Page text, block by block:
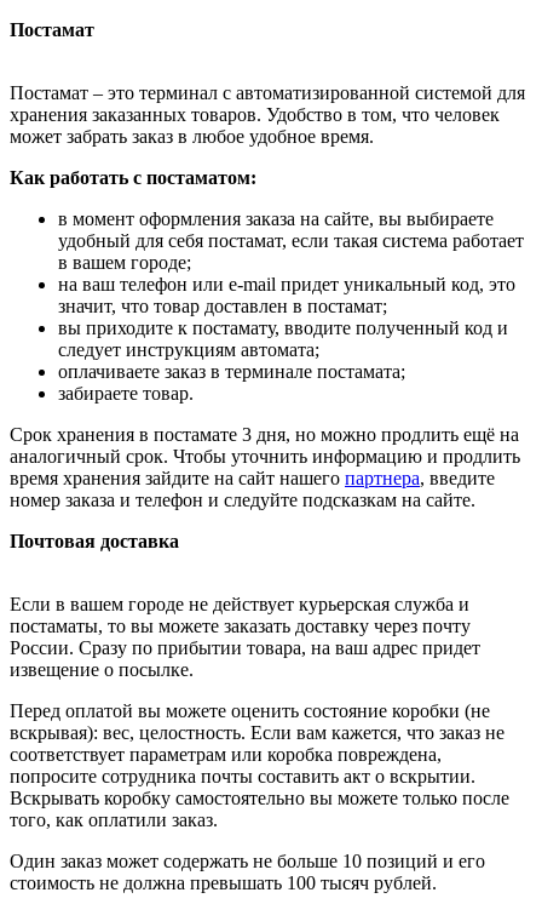
Постамат
Постамат – это терминал с автоматизированной системой для
хранения заказанных товаров. Удобство в том, что человек
может забрать заказ в любое удобное время.
Как работать с постаматом:
в момент оформления заказа на сайте, вы выбираете
удобный для себя постамат, если такая система работает
в вашем городе;
на ваш телефон или e-mail придет уникальный код, это
значит, что товар доставлен в постамат;
вы приходите к постамату, вводите полученный код и
следует инструкциям автомата;
оплачиваете заказ в терминале постамата;
забираете товар.
Срок хранения в постамате 3 дня, но можно продлить ещё на
аналогичный срок. Чтобы уточнить информацию и продлить
время хранения зайдите на сайт нашего партнера, введите
номер заказа и телефон и следуйте подсказкам на сайте.
Почтовая доставка
Если в вашем городе не действует курьерская служба и
постаматы, то вы можете заказать доставку через почту
России. Сразу по прибытии товара, на ваш адрес придет
извещение о посылке.
Перед оплатой вы можете оценить состояние коробки (не
вскрывая): вес, целостность. Если вам кажется, что заказ не
соответствует параметрам или коробка повреждена,
попросите сотрудника почты составить акт о вскрытии.
Вскрывать коробку самостоятельно вы можете только после
того, как оплатили заказ.
Один заказ может содержать не больше 10 позиций и его
стоимость не должна превышать 100 тысяч рублей.